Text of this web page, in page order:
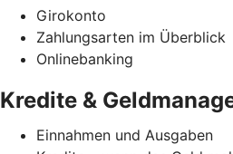
Girokonto
Zahlungsarten im Überblick
Onlinebanking
Kredite &
Einnahmen und Ausgaben